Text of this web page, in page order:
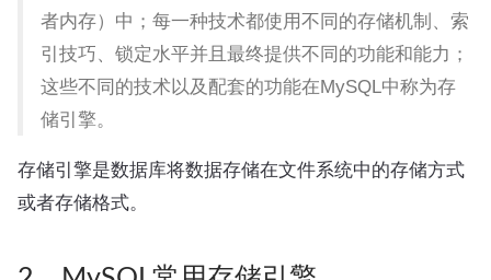
者内存）中；每一种技术都使用不同的存储机制、索
引技巧、锁定水平并且最终提供不同的功能和能力；
这些不同的技术以及配套的功能在MySQL中称为存
储引擎。
存储引擎是数据库将数据存储在文件系统中的存储方式
或者存储格式。